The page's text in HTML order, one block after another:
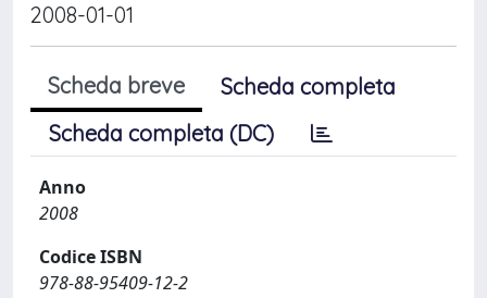
2008-01-01
Scheda breve
Scheda completa
Scheda completa (DC)
Anno
2008
Codice ISBN
978-88-95409-12-2